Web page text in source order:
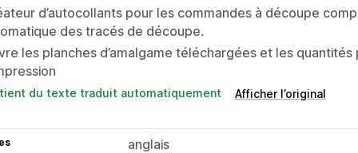
d’autocollants pour les commandes à découpe
des tracés de découpe.
les planches d’amalgame téléchargées et les quantités
du texte traduit automatiquement Afficher l’original
anglais